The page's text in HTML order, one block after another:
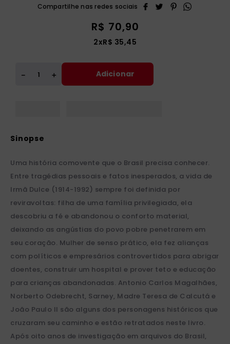
R$ 70,90
2xR$ 35,45
＋
－ Adicionar
Uma história comovente que o Brasil precisa conhecer.
Entre tragédias pessoais e fatos inesperados, a vida de
Irmã Dulce (1914-1992) sempre foi definida por
reviravoltas: filha de uma família privilegiada, ela
descobriu a fé e abandonou o conforto material,
deixando as angústias do povo pobre penetrarem em
seu coração. Mulher de senso prático, ela fez alianças
com políticos e empresários controvertidos para abrigar
doentes, construir um hospital e prover teto e educação
para crianças abandonadas. Antonio Carlos Magalhães,
Norberto Odebrecht, Sarney, Madre Teresa de Calcutá e
João Paulo II são alguns dos personagens históricos que
cruzaram seu caminho e estão retratados neste livro.
Após oito anos de investigação em arquivos do Brasil,